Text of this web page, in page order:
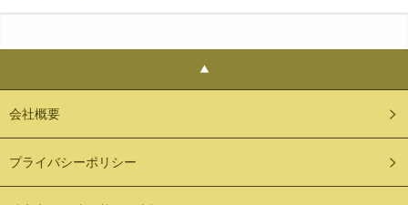
会社概要
プライバシーポリシー